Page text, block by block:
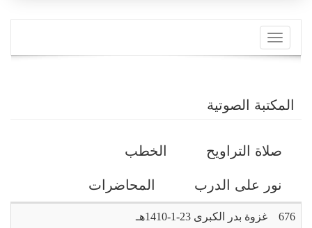
Toggle
navigation
المكتبة الصوتية
التبويبات
الأساسية
صلاة التراويح الخطب
نور على الدرب المحاضرات
676 غزوة بدر الكبرى 23-1-1410هـ